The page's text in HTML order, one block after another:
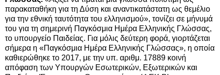
παρακαταθήκη για τη Δύση και αναντικατάστατη ως θεμέλιο
για την εθνική ταυτότητα του ελληνισμού», τονίζει σε μήνυμά
του για τη σημερινή Παγκόσμια Ημέρα Ελληνικής Γλώσσας,
το υπουργείο Παιδείας. Για μόλις δεύτερη φορά, γιορτάζεται
σήμερα η «Παγκόσμια Ημέρα Ελληνικής Γλώσσας», η οποία
καθιερώθηκε το 2017, με την υπ. αριθμ. 17889 κοινή
απόφαση των Υπουργών Εσωτερικών, Εξωτερικών και